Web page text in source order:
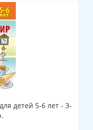
детей 5-6 лет - 3-